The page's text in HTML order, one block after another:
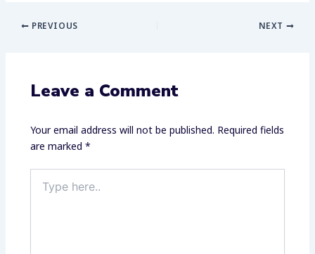
PREVIOUS NEXT
Leave a Comment
Your email address will not be published. Required fields
are marked *
here..